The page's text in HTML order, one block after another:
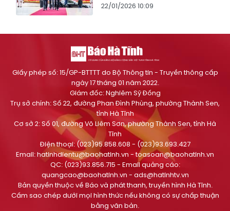
22/01/2026 10:09
Giấy phép số: 15/GP-BTTTT do Bộ Thông tin - Truyền thông cấp
ngày 17 tháng 01 năm 2022.
Giám đốc: Nghiêm Sỹ Đống
Trụ sở chính: Số 22, đường Phan Đình Phùng, phường Thành Sen,
tỉnh Hà Tĩnh
Cơ sở 2: Số 01, đường Võ Liêm Sơn, phường Thành Sen, tỉnh Hà
Tĩnh
Điện thoại: (023)95.858.608 - (023)93.693.427
Email:hatinhdientu@baohatinh.vn -toasoan@baohatinh.vn
QC: (023)93.856.715 - Email quảng cáo:
quangcao@baohatinh.vn - ads@hatinhtv.vn
Bản quyền thuộc về Báo và phát thanh, truyền hình Hà Tĩnh.
Cấm sao chép dưới mọi hình thức nếu không có sự chấp thuận
bằng văn bản.